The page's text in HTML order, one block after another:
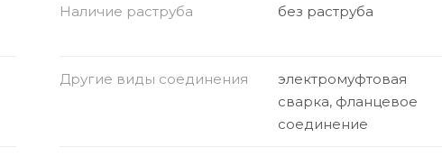
Наличие раструба без раструба
Другие виды соединения
электромуфтовая
сварка, фланцевое
соединение